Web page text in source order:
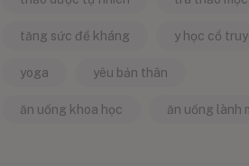
tăng sức đề kháng y học cổ
yoga yêu bản thân
ăn uống khoa học ăn uống lành